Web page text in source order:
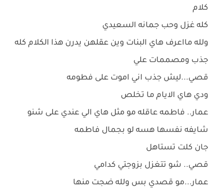
كلام
كله غزل وحب جمانه السعيدي
ولله مااعرف هاي البنات وين عقلهن يدرن هذا الكلام كله
جذب ومصممات علي
قصي...ليش جذب اني اموت على فطومه
ودي هاي الايام ما تخلص
عمار.. فاطمه عاقله مو مثل هاي الي عندي على شنو
شايفه نفسها هسه لو بجمال فاطمه
جان كلت تستاهل
قصي.. شو تتغزل بزوجتي كدامي
عمار...مو قصدي بس ولله ضجت منها